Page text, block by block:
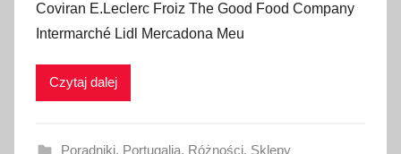
l
i
w
Coviran E.Leclerc Froiz The Good Food Company
Intermarché Lidl Mercadona Meu
Czytaj dalej
Poradniki, Portugalia, Różności, Sklepy